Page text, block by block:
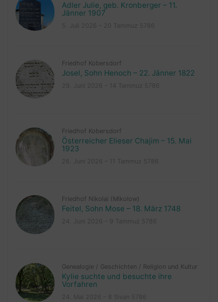
Adler Julie, geb. Kronberger – 11.
Jänner 1907
Friedhof Kobersdorf
Josel, Sohn Henoch – 22. Jänner 1822
Friedhof Kobersdorf
Österreicher Elieser Chajim – 15. Mai
1923
Friedhof Nikolai (Mikolow)
Feitel, Sohn Mose – 18. März 1748
Genealogie / Geschichten / Religion und Kultur
Kylie suchte und besuchte ihre
Vorfahren